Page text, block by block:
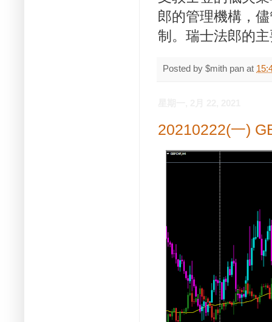
郎的管理機構，
制。瑞士法郎的
Posted by $mith pan at
20210222(一)